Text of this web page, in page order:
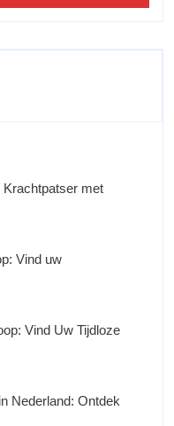
met
Vind uw
Vind Uw Tijdloze
Nederland: Ontdek